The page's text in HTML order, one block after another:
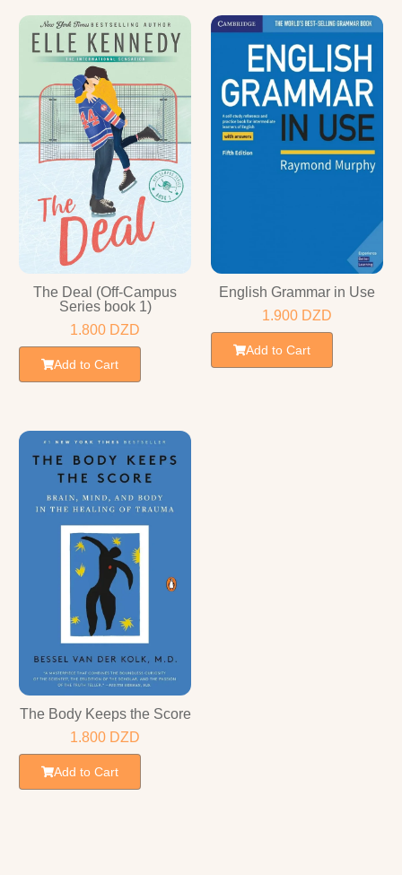
The Deal (Off-Campus
Series book 1)
1.800 DZD
Add to Cart
English Grammar in Use
1.900 DZD
Add to Cart
The Body Keeps the Score
1.800 DZD
Add to Cart